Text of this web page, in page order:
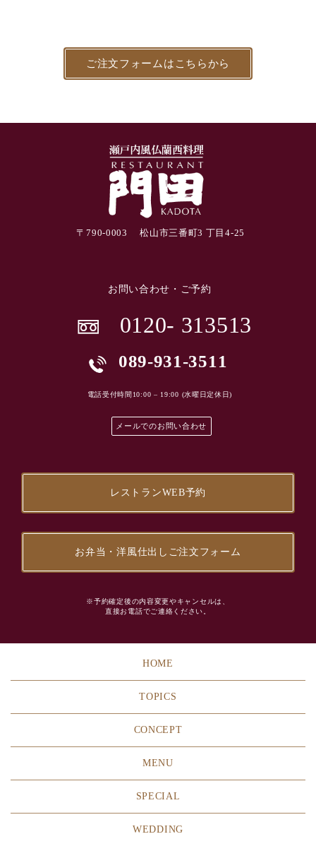
ご注文フォームはこちらから
〒790-0003 松山市三番町3 丁目4-25
お問い合わせ・ご予約
0120- 313513
089-931-3511
電話受付時間10:00 – 19:00 (水曜日定休日)
メールでのお問い合わせ
レストランWEB予約
お弁当・洋風仕出しご注文フォーム
※予約確定後の内容変更やキャンセルは、
直接お電話でご連絡ください。
HOME
TOPICS
CONCEPT
MENU
SPECIAL
WEDDING